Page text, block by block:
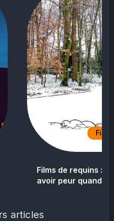
requins
films pour
articles